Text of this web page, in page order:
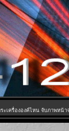
ะเครื่ององค์ไหน จับภาพหน้า